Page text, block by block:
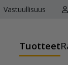
Vastuullisuus
Tuotteet